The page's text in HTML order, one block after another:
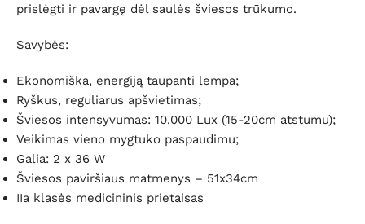
prislėgti ir pavargę dėl saulės šviesos trūkumo.
Savybės:
Ekonomiška, energiją taupanti lempa;
Ryškus, reguliarus apšvietimas;
Šviesos intensyvumas: 10.000 Lux (15-20cm atstumu);
Veikimas vieno mygtuko paspaudimu;
Galia: 2 x 36 W
Šviesos paviršiaus matmenys – 51x34cm
IIa klasės medicininis prietaisas